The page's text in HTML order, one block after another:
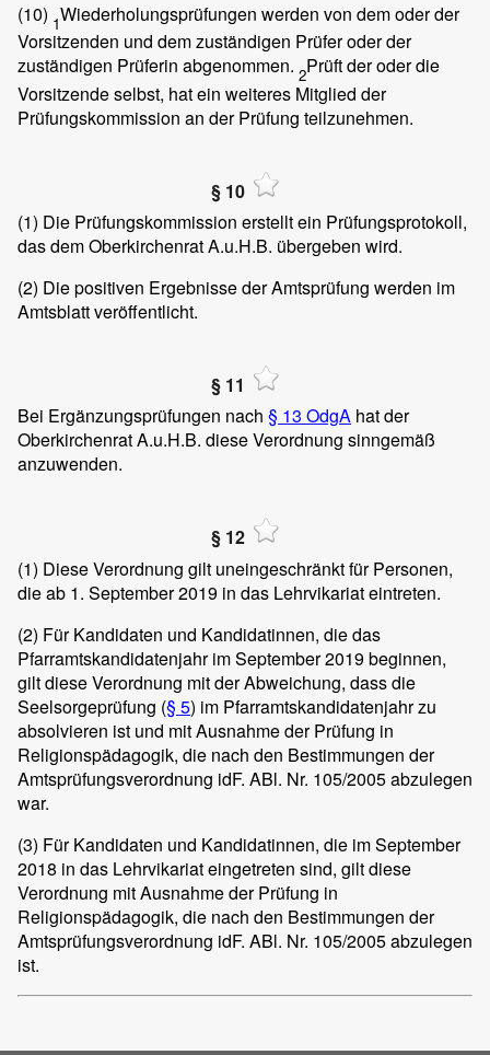
(10) 1Wiederholungsprüfungen werden von dem oder der
Vorsitzenden und dem zuständigen Prüfer oder der
zuständigen Prüferin abgenommen. 2Prüft der oder die
Vorsitzende selbst, hat ein weiteres Mitglied der
Prüfungskommission an der Prüfung teilzunehmen.
§ 10
(1) Die Prüfungskommission erstellt ein Prüfungsprotokoll,
das dem Oberkirchenrat A.u.H.B. übergeben wird.
(2) Die positiven Ergebnisse der Amtsprüfung werden im
Amtsblatt veröffentlicht.
§ 11
Bei Ergänzungsprüfungen nach § 13 OdgA hat der
Oberkirchenrat A.u.H.B. diese Verordnung sinngemäß
anzuwenden.
§ 12
(1) Diese Verordnung gilt uneingeschränkt für Personen,
die ab 1. September 2019 in das Lehrvikariat eintreten.
(2) Für Kandidaten und Kandidatinnen, die das
Pfarramtskandidatenjahr im September 2019 beginnen,
gilt diese Verordnung mit der Abweichung, dass die
Seelsorgeprüfung (§ 5) im Pfarramtskandidatenjahr zu
absolvieren ist und mit Ausnahme der Prüfung in
Religionspädagogik, die nach den Bestimmungen der
Amtsprüfungsverordnung idF. ABl. Nr. 105/2005 abzulegen
war.
(3) Für Kandidaten und Kandidatinnen, die im September
2018 in das Lehrvikariat eingetreten sind, gilt diese
Verordnung mit Ausnahme der Prüfung in
Religionspädagogik, die nach den Bestimmungen der
Amtsprüfungsverordnung idF. ABl. Nr. 105/2005 abzulegen
ist.